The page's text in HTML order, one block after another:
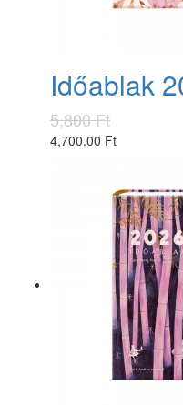
Időablak
5,800 Ft
4,700.00 Ft